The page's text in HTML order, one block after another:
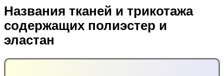
Названия тканей и трикотажа
содержащих полиэстер и
эластан